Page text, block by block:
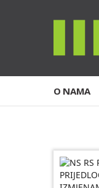
O NAMA